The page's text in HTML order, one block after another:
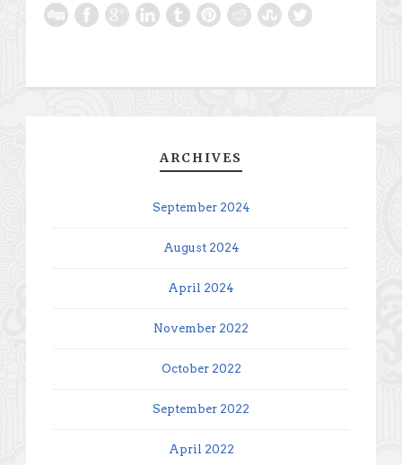
ARCHIVES
September 2024
August 2024
April 2024
November 2022
October 2022
September 2022
April 2022